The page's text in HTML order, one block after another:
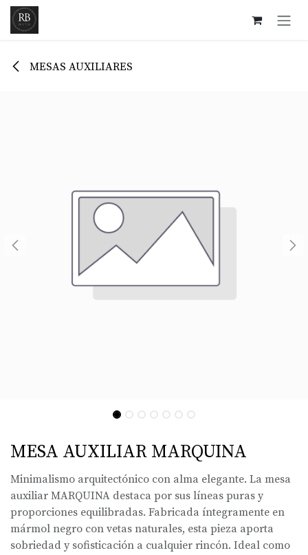
Ir al contenido
MESAS AUXILIARES
MESA AUXILIAR MARQUINA
Minimalismo arquitectónico con alma elegante. La mesa
auxiliar MARQUINA destaca por sus líneas puras y
proporciones equilibradas. Fabricada íntegramente en
mármol negro con vetas naturales, esta pieza aporta
sobriedad y sofisticación a cualquier rincón. Ideal como